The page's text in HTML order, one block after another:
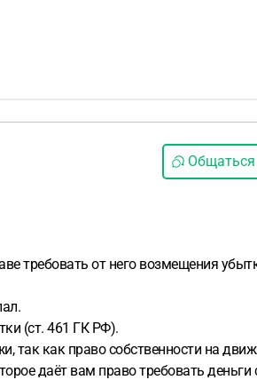
Общаться
требовать от него возмещения
(ст. 461 ГК РФ).
так как право собственности на
даёт вам право требовать деньги